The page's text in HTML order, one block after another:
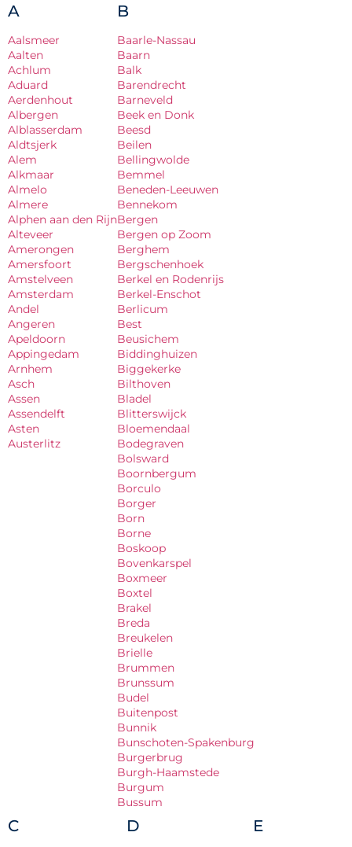
A
Aalsmeer
Aalten
Achlum
Aduard
Aerdenhout
Albergen
Alblasserdam
Aldtsjerk
Alem
Alkmaar
Almelo
Almere
Alphen aan den Rijn
Alteveer
Amerongen
Amersfoort
Amstelveen
Amsterdam
Andel
Angeren
Apeldoorn
Appingedam
Arnhem
Asch
Assen
Assendelft
Asten
Austerlitz
B
Baarle-Nassau
Baarn
Balk
Barendrecht
Barneveld
Beek en Donk
Beesd
Beilen
Bellingwolde
Bemmel
Beneden-Leeuwen
Bennekom
Bergen
Bergen op Zoom
Berghem
Bergschenhoek
Berkel en Rodenrijs
Berkel-Enschot
Berlicum
Best
Beusichem
Biddinghuizen
Biggekerke
Bilthoven
Bladel
Blitterswijck
Bloemendaal
Bodegraven
Bolsward
Boornbergum
Borculo
Borger
Born
Borne
Boskoop
Bovenkarspel
Boxmeer
Boxtel
Brakel
Breda
Breukelen
Brielle
Brummen
Brunssum
Budel
Buitenpost
Bunnik
Bunschoten-Spakenburg
Burgerbrug
Burgh-Haamstede
Burgum
Bussum
C D E